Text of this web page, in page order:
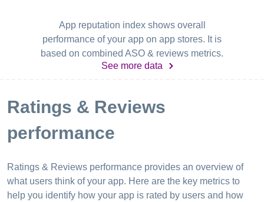
App reputation index shows overall
performance of your app on app stores. It is
based on combined ASO & reviews metrics.
See more data
Ratings & Reviews
performance
Ratings & Reviews performance provides an overview of
what users think of your app. Here are the key metrics to
help you identify how your app is rated by users and how